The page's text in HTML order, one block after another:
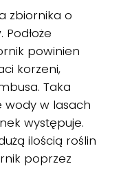
zbiornika o
powinien
korzeni,
Taka
wody w lasach
występuje.
ilością roślin
poprzez